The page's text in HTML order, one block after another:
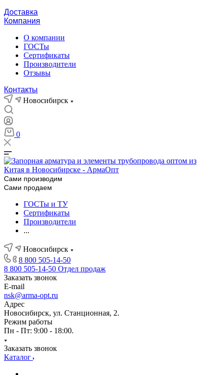
Доставка
Компания
О компании
ГОСТы
Сертификаты
Производители
Отзывы
Контакты
Новосибирск
0
Сами производим
Сами продаем
ГОСТы и ТУ
Сертификаты
Производители
...
Новосибирск
8 800 505-14-50
8 800 505-14-50 Отдел продаж
Заказать звонок
E-mail
nsk@arma-opt.ru
Адрес
Новосибирск, ул. Станционная, 2.
Режим работы
Пн - Пт: 9:00 - 18:00.
Заказать звонок
Каталог